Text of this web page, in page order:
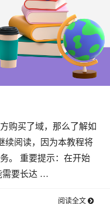
购买了域，那么了解如
续阅读，因为本教程将
。 重要提示：在开始
需要长达 …
阅读全文